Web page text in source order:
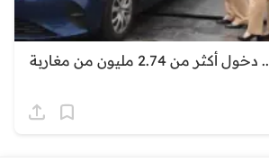
عملية مرحبا 2026.. دخول أكثر من 2.74 مليون من مغاربة